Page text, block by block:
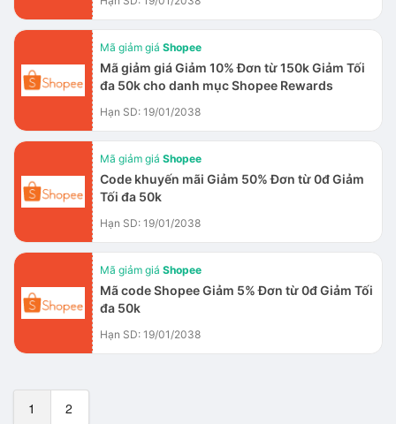
Mã giảm giá Shopee
Mã giảm giá Giảm 10% Đơn từ 150k Giảm Tối
đa 50k cho danh mục Shopee Rewards
Hạn SD: 19/01/2038
Mã giảm giá Shopee
Code khuyến mãi Giảm 50% Đơn từ 0đ Giảm
Tối đa 50k
Hạn SD: 19/01/2038
Mã giảm giá Shopee
Mã code Shopee Giảm 5% Đơn từ 0đ Giảm Tối
đa 50k
Hạn SD: 19/01/2038
1 2